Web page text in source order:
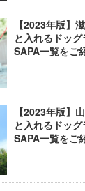
【2023年版】
と入れるドッ
SAPA一覧をご
【2023年版】
と入れるドッ
SAPA一覧をご